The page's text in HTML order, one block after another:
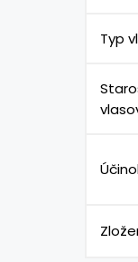
Typ